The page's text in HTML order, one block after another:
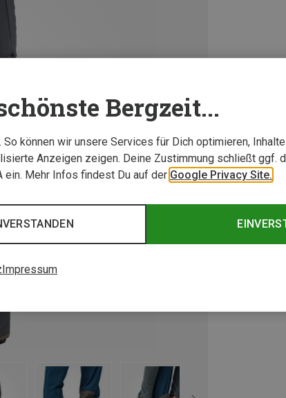
Bergzeit...
können wir unsere Services für Dich optimieren,
Anzeigen zeigen. Deine Zustimmung schließt ggf.
ein. Mehr Infos findest Du auf der Google Privacy Site.
Impressum